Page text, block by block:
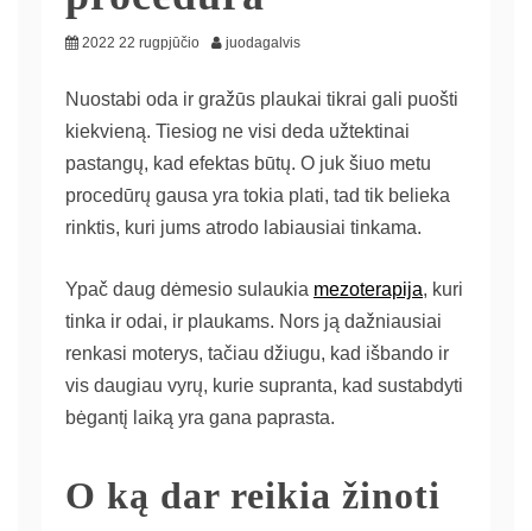
2022 22 rugpjūčio juodagalvis
Nuostabi oda ir gražūs plaukai tikrai gali puošti
kiekvieną. Tiesiog ne visi deda užtektinai
pastangų, kad efektas būtų. O juk šiuo metu
procedūrų gausa yra tokia plati, tad tik belieka
rinktis, kuri jums atrodo labiausiai tinkama.
Ypač daug dėmesio sulaukia mezoterapija, kuri
tinka ir odai, ir plaukams. Nors ją dažniausiai
renkasi moterys, tačiau džiugu, kad išbando ir
vis daugiau vyrų, kurie supranta, kad sustabdyti
bėgantį laiką yra gana paprasta.
O ką dar reikia žinoti